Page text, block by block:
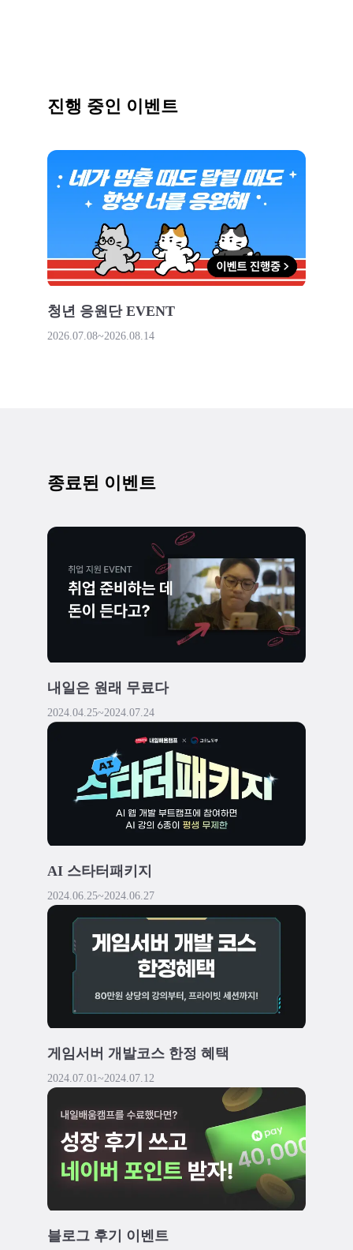
진행 중인 이벤트
청년 응원단 EVENT
2026.07.08~2026.08.14
종료된 이벤트
내일은 원래 무료다
2024.04.25~2024.07.24
AI 스타터패키지
2024.06.25~2024.06.27
게임서버 개발코스 한정 혜택
2024.07.01~2024.07.12
블로그 후기 이벤트